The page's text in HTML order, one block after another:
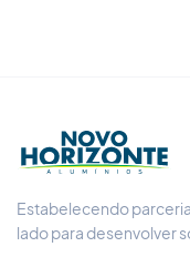
Estabelecendo
lado para desenvolver